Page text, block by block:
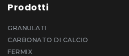
Prodotti
GRANULATI
CARBONATO DI CALCIO
FERMIX